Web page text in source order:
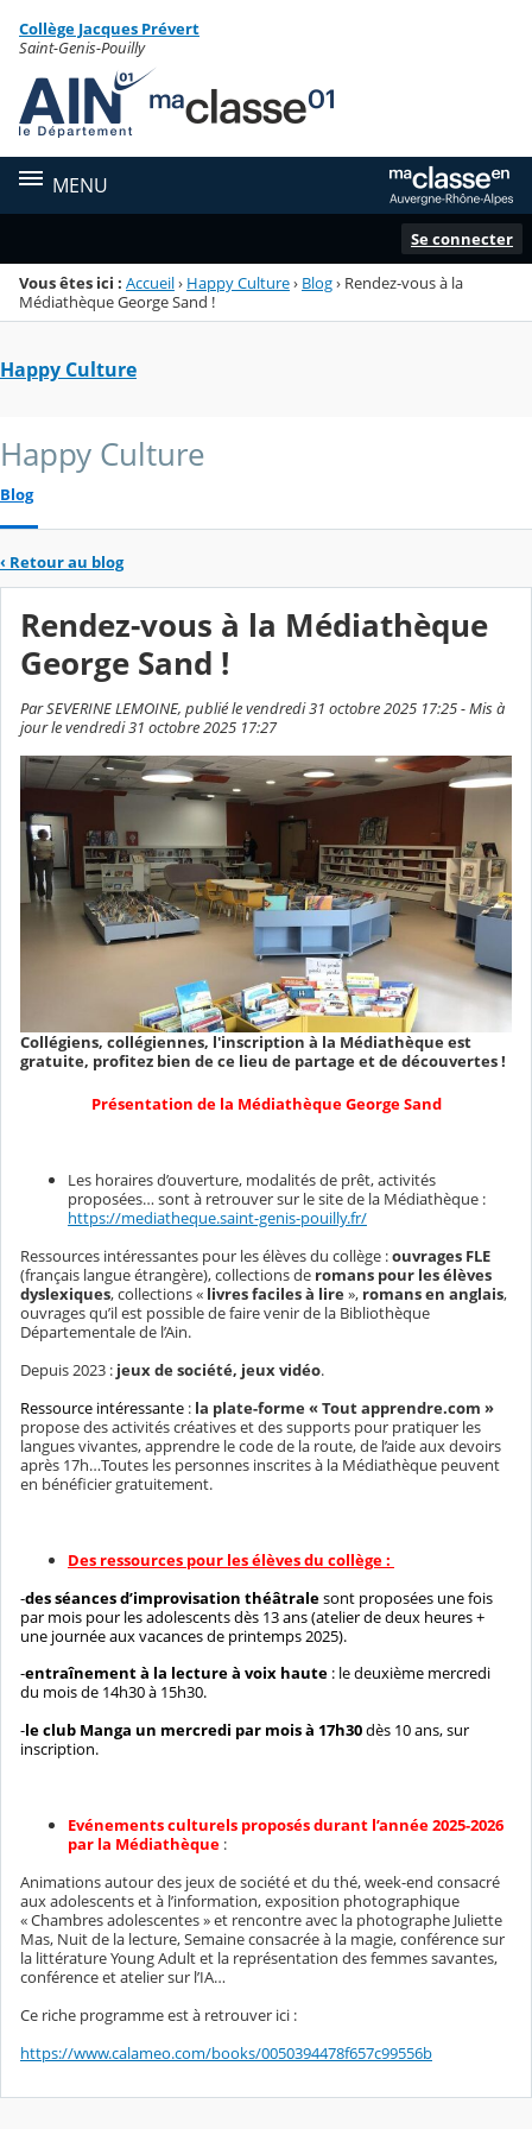
Menu de la rubrique
Contenu
Collège Jacques Prévert
Saint-Genis-Pouilly
MENU
Se connecter
Vous êtes ici : Accueil› Happy Culture› Blog› Rendez-vous à la
Médiathèque George Sand !
Happy Culture
Happy Culture
Blog
‹ Retour au blog
Rendez-vous à la Médiathèque
George Sand !
Par SEVERINE LEMOINE, publié le vendredi 31 octobre 2025 17:25 - Mis à
jour le vendredi 31 octobre 2025 17:27
Collégiens, collégiennes, l'inscription à la Médiathèque est
gratuite, profitez bien de ce lieu de partage et de découvertes !
Présentation de la Médiathèque George Sand
Les horaires d’ouverture, modalités de prêt, activités
proposées… sont à retrouver sur le site de la Médiathèque :
https://mediatheque.saint-genis-pouilly.fr/
Ressources intéressantes pour les élèves du collège :ouvrages FLE
(français langue étrangère), collections de romans pour les élèves
dyslexiques, collections « livres faciles à lire», romans en anglais,
ouvrages qu’il est possible de faire venir de la Bibliothèque
Départementale de l’Ain.
Depuis 2023 : jeux de société, jeux vidéo.
Ressource intéressante : la plate-forme « Tout apprendre.com »
propose des activités créatives et des supports pour pratiquer les
langues vivantes, apprendre le code de la route, de l’aide aux devoirs
après 17h…Toutes les personnes inscrites à la Médiathèque peuvent
en bénéficier gratuitement.
Des ressources pour les élèves du collège :
-des séances d’improvisation théâtralesont proposées une fois
par mois pour les adolescents dès 13 ans (atelier de deux heures +
une journée aux vacances de printemps 2025).
-entraînement à la lecture à voix haute : le deuxième mercredi
du mois de 14h30 à 15h30.
-le club Manga un mercredi par mois à 17h30dès 10 ans, sur
inscription.
Evénements culturels proposés durant l’année 2025-2026
par la Médiathèque :
Animations autour des jeux de société et du thé, week-end consacré
aux adolescents et à l’information, exposition photographique
« Chambres adolescentes » et rencontre avec la photographe Juliette
Mas, Nuit de la lecture, Semaine consacrée à la magie, conférence sur
la littérature Young Adult et la représentation des femmes savantes,
conférence et atelier sur l’IA…
Ce riche programme est à retrouver ici :
https://www.calameo.com/books/0050394478f657c99556b